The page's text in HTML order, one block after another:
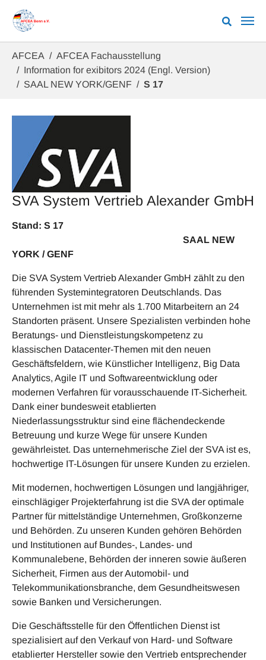
AFCEA
AFCEA Fachausstellung
Information for exibitors 2024 (Engl. Version)
SAAL NEW YORK/GENF
S 17
SVA System Vertrieb Alexander GmbH
Stand: S 17
SAAL NEW
YORK / GENF
Die SVA System Vertrieb Alexander GmbH zählt zu den
führenden Systemintegratoren Deutschlands. Das
Unternehmen ist mit mehr als 1.700 Mitarbeitern an 24
Standorten präsent. Unsere Spezialisten verbinden hohe
Beratungs- und Dienstleistungskompetenz zu
klassischen Datacenter-Themen mit den neuen
Geschäftsfeldern, wie Künstlicher Intelligenz, Big Data
Analytics, Agile IT und Softwareentwicklung oder
modernen Verfahren für vorausschauende IT-Sicherheit.
Dank einer bundesweit etablierten
Niederlassungsstruktur sind eine flächendeckende
Betreuung und kurze Wege für unsere Kunden
gewährleistet. Das unternehmerische Ziel der SVA ist es,
hochwertige IT-Lösungen für unsere Kunden zu erzielen.
Mit modernen, hochwertigen Lösungen und langjähriger,
einschlägiger Projekterfahrung ist die SVA der optimale
Partner für mittelständige Unternehmen, Großkonzerne
und Behörden. Zu unseren Kunden gehören Behörden
und Institutionen auf Bundes-, Landes- und
Kommunalebene, Behörden der inneren sowie äußeren
Sicherheit, Firmen aus der Automobil- und
Telekommunikationsbranche, dem Gesundheitswesen
sowie Banken und Versicherungen.
Die Geschäftsstelle für den Öffentlichen Dienst ist
spezialisiert auf den Verkauf von Hard- und Software
etablierter Hersteller sowie den Vertrieb entsprechender